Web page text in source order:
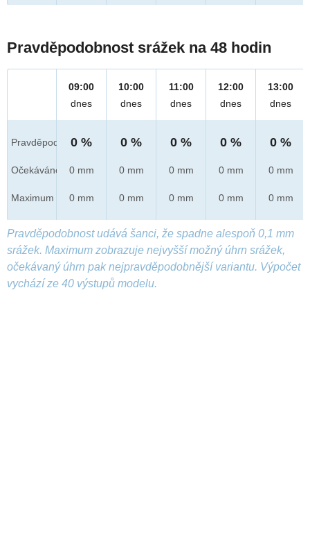
Pravděpodobnost srážek na 48 hodin
Pravděpod.
Očekáváno
Maximum
09:00
dnes
0 %
0 mm
0 mm
10:00
dnes
0 %
0 mm
0 mm
11:00
dnes
0 %
0 mm
0 mm
12:00
dnes
0 %
0 mm
0 mm
13:00
dnes
0 %
0 mm
0 mm
Pravděpodobnost udává šanci, že spadne alespoň 0,1 mm
srážek. Maximum zobrazuje nejvyšší možný úhrn srážek,
očekávaný úhrn pak nejpravděpodobnější variantu. Výpočet
vychází ze 40 výstupů modelu.